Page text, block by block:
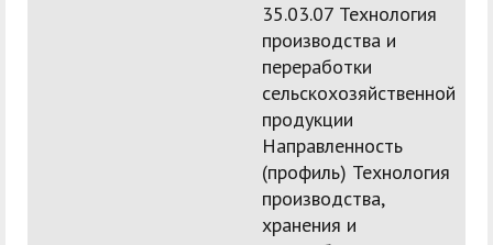
35.03.07 Технология
производства и
переработки
сельскохозяйственной
продукции
Направленность
(профиль) Технология
производства,
хранения и